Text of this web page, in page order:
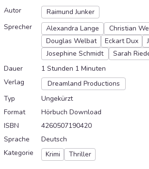
Autor
Raimund Junker
Sprecher
Alexandra Lange
Christian
Douglas Welbat
Eckart Dux
Josephine Schmidt
Sarah
Dauer
1 Stunden 1 Minuten
Verlag
Dreamland Productions
Typ
Ungekürzt
Format
Hörbuch Download
ISBN
4260507190420
Sprache
Deutsch
Kategorie
Krimi Thriller